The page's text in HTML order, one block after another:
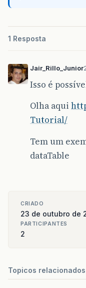
1 Resposta
Jair_Rillo_Junior
Isso é
Olha aqui
Tutorial/
Tem um
dataTable
CRIADO
23 de outubro de
PARTICIPANTES
2
Topicos relacionados